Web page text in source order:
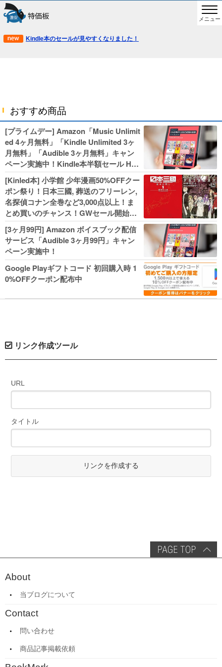
メニュー
Kindle本のセールが見やすくなりました！
おすすめ商品
[プライムデー] Amazon「Music Unlimit
ed 4ヶ月無料」「Kindle Unlimited 3ヶ
月無料」「Audible 3ヶ月無料」キャン
ペーン実施中！Kindle本半額セール HU
NTER×HUNTERなど集英社、無職転生,
幼女戦記などKADOKAWA、キャプテン
翼100円セールも！
[Kinled本] 小学館 少年漫画50%OFFクー
ポン祭り！日本三國, 葬送のフリーレン,
名探偵コナン全巻など3,000点以上！ま
とめ買いのチャンス！GWセール開始！
人気コミック多数 カドカワ祭やIT関連本
がセールに！
[3ヶ月99円] Amazon ボイスブック配信
サービス「Audible 3ヶ月99円」キャン
ペーン実施中！
Google Playギフトコード 初回購入時 1
0%OFFクーポン配布中
リンク作成ツール
URL
タイトル
リンクを作成する
About
当ブログについて
Contact
問い合わせ
商品記事掲載依頼